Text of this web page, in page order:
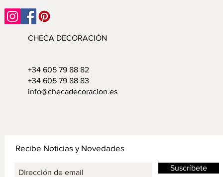
CHECA DECORACIÓN
+34 605 79 88 82
+34 605 79 88 83
info@checadecoracion.es
Recibe Noticias y Novedades
Suscríbete